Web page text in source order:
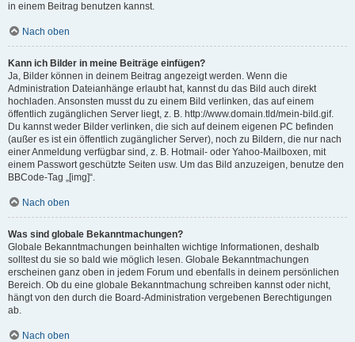
in einem Beitrag benutzen kannst.
Nach oben
Kann ich Bilder in meine Beiträge einfügen?
Ja, Bilder können in deinem Beitrag angezeigt werden. Wenn die
Administration Dateianhänge erlaubt hat, kannst du das Bild auch direkt
hochladen. Ansonsten musst du zu einem Bild verlinken, das auf einem
öffentlich zugänglichen Server liegt, z. B. http://www.domain.tld/mein-bild.gif.
Du kannst weder Bilder verlinken, die sich auf deinem eigenen PC befinden
(außer es ist ein öffentlich zugänglicher Server), noch zu Bildern, die nur nach
einer Anmeldung verfügbar sind, z. B. Hotmail- oder Yahoo-Mailboxen, mit
einem Passwort geschützte Seiten usw. Um das Bild anzuzeigen, benutze den
BBCode-Tag „[img]“.
Nach oben
Was sind globale Bekanntmachungen?
Globale Bekanntmachungen beinhalten wichtige Informationen, deshalb
solltest du sie so bald wie möglich lesen. Globale Bekanntmachungen
erscheinen ganz oben in jedem Forum und ebenfalls in deinem persönlichen
Bereich. Ob du eine globale Bekanntmachung schreiben kannst oder nicht,
hängt von den durch die Board-Administration vergebenen Berechtigungen
ab.
Nach oben